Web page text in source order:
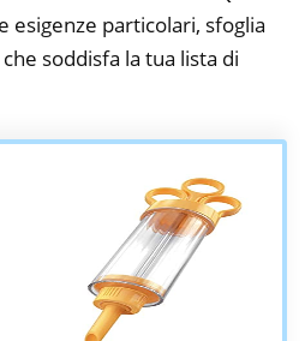
esigenze particolari, sfoglia
soddisfa la tua lista di